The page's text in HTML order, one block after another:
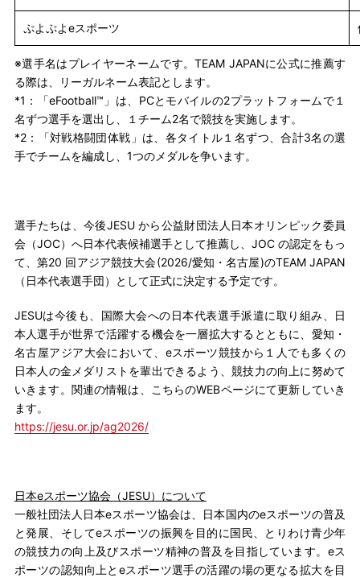
ぷよぷよeスポーツ
※選手名はプレイヤーネームです。TEAM JAPANに公式に推薦す
る際は、リーガルネーム表記とします。
*1：「eFootball™」は、PCとモバイルの2プラットフォームで１
名ずつ選手を選出し、１チーム2名で競技を実施します。
*2：「対戦格闘団体戦」は、各タイトル１名ずつ、合計3名の選
手でチームを編成し、1つのメダルを争います。
選手たちは、今後JESU から公益財団法人日本オリンピック委員
会（JOC）へ日本代表候補選手として推薦し、JOC の認定をもっ
て、第20 回アジア競技大会(2026/愛知・名古屋)のTEAM JAPAN
（日本代表選手団）として正式に決定する予定です。
JESUは今後も、国際大会への日本代表選手派遣に取り組み、日
本人選手が世界で活躍する機会を一層拡大するとともに、愛知・
名古屋アジア大会において、eスポーツ競技から１人でも多くの
日本人の金メダリストを輩出できるよう、競技力の向上に努めて
いきます。関連の情報は、こちらのWEBページにて更新していき
ます。
https://jesu.or.jp/ag2026/
日本eスポーツ協会（JESU）について
一般社団法人日本eスポーツ協会は、日本国内のeスポーツの普及
と発展、そしてeスポーツの振興を目的に国民、とりわけ青少年
の競技力の向上及びスポーツ精神の普及を目指しています。eス
ポーツの認知向上とeスポーツ選手の活躍の場の更なる拡大を目